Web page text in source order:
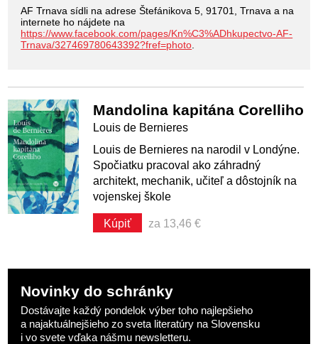
AF Trnava sídli na adrese Štefánikova 5, 91701, Trnava a na
internete ho nájdete na
https://www.facebook.com/pages/Kn%C3%ADhkupectvo-AF-
Trnava/327469780643392?fref=photo
Mandolina kapitána Corelliho
Louis de Bernieres
Louis de Bernieres na narodil v Londýne.
Spočiatku pracoval ako záhradný
architekt, mechanik, učiteľ a dôstojník na
vojenskej škole
Kúpiť za 13,46 €
Novinky do schránky
Dostávajte každý pondelok výber toho najlepšieho
a najaktuálnejšieho zo sveta literatúry na Slovensku
i vo svete vďaka nášmu newsletteru.